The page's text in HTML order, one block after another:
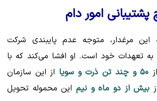
امور دام
مرغدار، متوجه عدم پایبندی شرکت
به تعهدات خود است. او افشا می‌کند که با
۵۰ و چند تن ذرت و سویا
از این سازمان
بیش از دو ماه و نیم این محموله تحویل